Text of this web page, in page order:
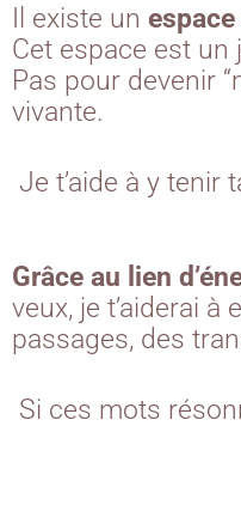
Il existe un
Cet espace est
Pas pour devenir
vivante.
Je t’aide à y tenir
Grâce au lien
veux, je t’aiderai
passages, des
Si ces mots